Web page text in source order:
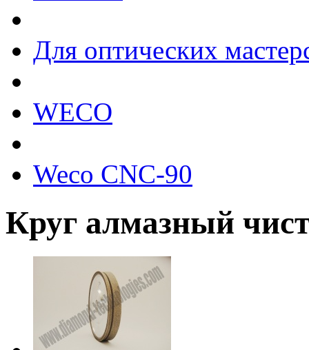
Для оптических
WECO
Weco CNC-90
Круг алмазный